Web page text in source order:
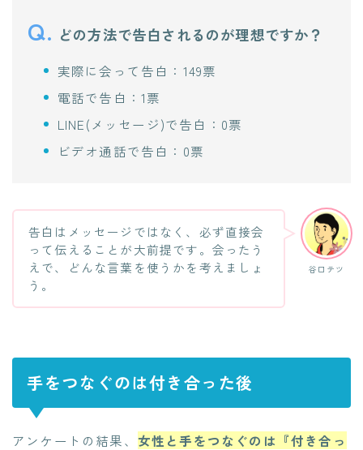
Q. どの方法で告白されるのが理想ですか？
実際に会って告白：149票
電話で告白：1票
LINE(メッセージ)で告白：0票
ビデオ通話で告白：0票
谷口テツ
告白はメッセージではなく、必ず直接会
って伝えることが大前提です。会ったう
えで、どんな言葉を使うかを考えましょ
う。
手をつなぐのは付き合った後
アンケートの結果、 女性と手をつなぐのは『付き合っ